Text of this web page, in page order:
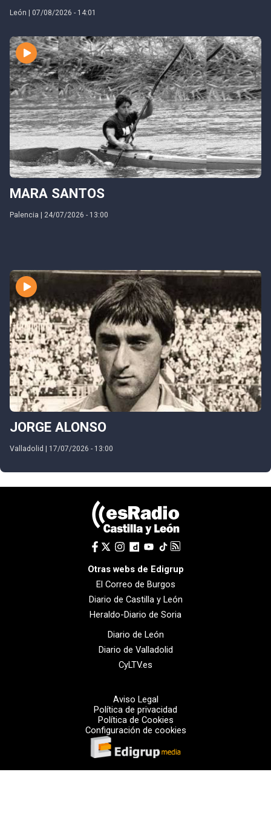
León | 07/08/2026 - 14:01
MARA SANTOS
Palencia | 24/07/2026 - 13:00
JORGE ALONSO
Valladolid | 17/07/2026 - 13:00
Otras webs de Edigrup
El Correo de Burgos
Diario de Castilla y León
Heraldo-Diario de Soria
Diario de León
Diario de Valladolid
CyLTV.es
Aviso Legal
Política de privacidad
Política de Cookies
Configuración de cookies